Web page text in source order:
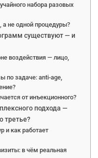
набора разовых
а не одной процедуры?
существуют — и
воздействия — лицо,
по задаче: anti-age,
от инъекционного?
подхода —
третье?
и как работает
в чём реальная